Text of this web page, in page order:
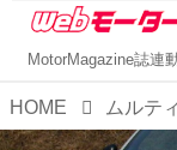
MotorMagazine誌連
HOME ムルテ